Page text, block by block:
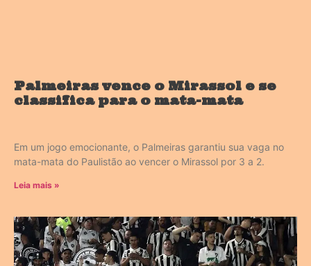
Palmeiras vence o Mirassol e se
classifica para o mata-mata
Em um jogo emocionante, o Palmeiras garantiu sua vaga no
mata-mata do Paulistão ao vencer o Mirassol por 3 a 2.
Leia mais »